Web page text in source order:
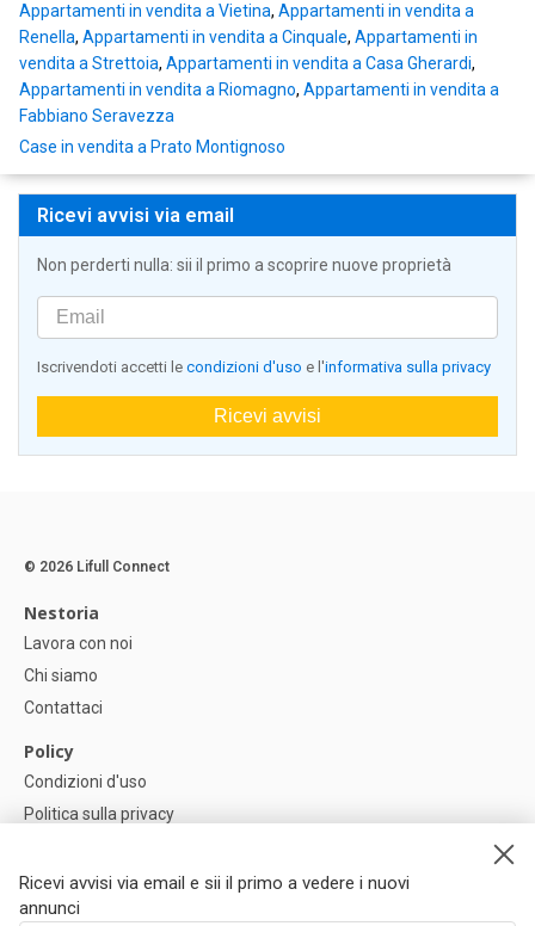
Appartamenti in vendita a Vietina, Appartamenti in vendita a
Renella, Appartamenti in vendita a Cinquale, Appartamenti in
vendita a Strettoia, Appartamenti in vendita a Casa Gherardi,
Appartamenti in vendita a Riomagno, Appartamenti in vendita a
Fabbiano Seravezza
Case in vendita a Prato Montignoso
Ricevi avvisi via email
Non perderti nulla: sii il primo a scoprire nuove proprietà
Iscrivendoti accetti le condizioni d'uso e l'informativa sulla privacy
Ricevi avvisi
Ricevi avvisi via email e sii il primo a vedere i nuovi
annunci
© 2026 Lifull Connect
Nestoria
Lavora con noi
Chi siamo
Contattaci
Policy
Condizioni d'uso
Politica sulla privacy
Impostazioni dei cookie